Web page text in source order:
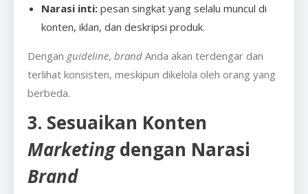
Narasi inti: pesan singkat yang selalu muncul di
konten, iklan, dan deskripsi produk.
Dengan guideline, brand Anda akan terdengar dan
terlihat konsisten, meskipun dikelola oleh orang yang
berbeda.
3. Sesuaikan Konten
Marketingdengan Narasi
Brand